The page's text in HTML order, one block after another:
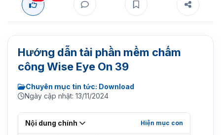
Hướng dẫn tải phần mềm chấm
công Wise Eye On 39
Chuyên mục tin tức: Download
Ngày cập nhật: 13/11/2024
Nội dung chính